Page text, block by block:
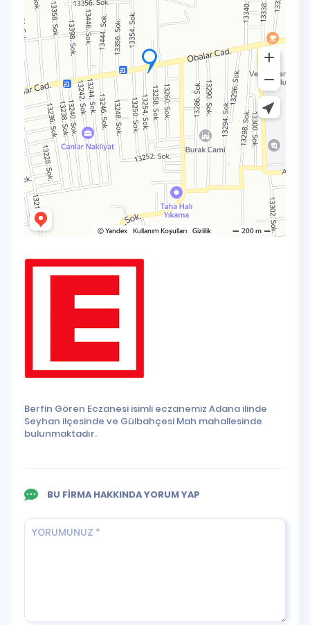
Berfin Gören Eczanesi isimli eczanemiz Adana ilinde
Seyhan ilçesinde ve Gülbahçesi Mah mahallesinde
bulunmaktadır.
BU FİRMA HAKKINDA YORUM YAP